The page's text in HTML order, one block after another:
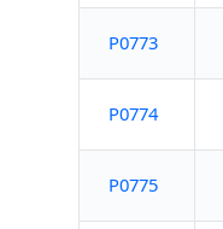
P0773
P0774
P0775